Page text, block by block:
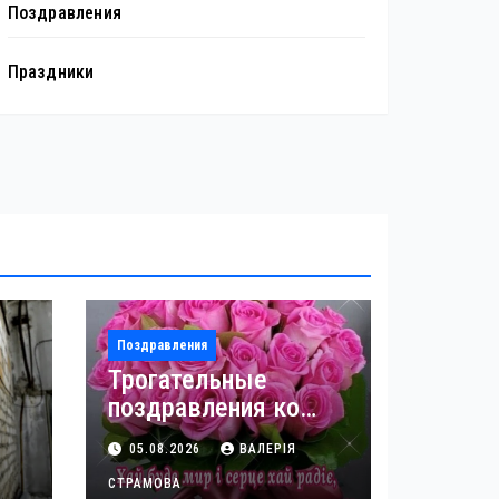
Поздравления
Праздники
Поздравления
Трогательные
поздравления ко
дню рождения
невестке
05.08.2026 ВАЛЕРІЯ
СТРАМОВА